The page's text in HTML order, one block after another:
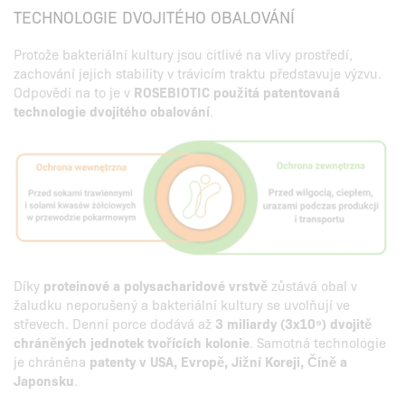
TECHNOLOGIE DVOJITÉHO OBALOVÁNÍ
Protože bakteriální kultury jsou citlivé na vlivy prostředí,
zachování jejich stability v trávicím traktu představuje výzvu.
Odpovědí na to je v ROSEBIOTIC použitá patentovaná
technologie dvojitého obalování
Díky proteinové a polysacharidové vrstvě zůstává obal v
žaludku neporušený a bakteriální kultury se uvolňují ve
střevech. Denní porce dodává až 3 miliardy (3x10⁹) dvojitě
chráněných jednotek tvořících kolonie . Samotná technologie
je chráněna patenty v USA, Evropě, Jižní Koreji, Číně a
Japonsku